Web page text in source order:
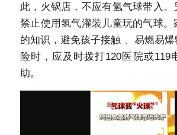
此，火锅店，不应有氢气球带入。
禁止使用氢气灌装儿童玩的气球。
的知识，避免孩子接触 、易燃易
险时，应及时拨打120医院或119
助。